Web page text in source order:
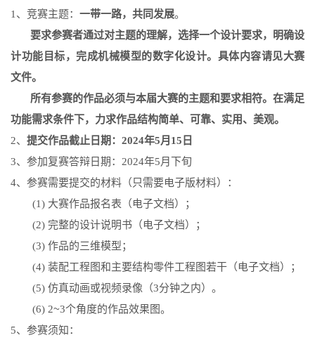
1 、竞赛主题： 一带一路，共同发展。
要求参赛者通过对主题的理解，选择一个设计要求，明确设
计功能目标，完成机械模型的数字化设计。具体内容请见大赛
文件。
所有参赛的作品必须与本届大赛的主题和要求相符。在满足
功能需求条件下，力求作品结构简单、可靠、实用、美观。
2、 提交作品截止日期： 2024年5月 15 日
3、参加复赛答辩日期： 2024年5月下旬
4、参赛需要提交的材料（只需要电子版材料）：
(1) 大赛作品报名表（电子文档）；
(2) 完整的设计说明书（电子文档）；
(3) 作品的三维模型；
(4) 装配工程图和主要结构零件工程图若干（电子文档）；
(5) 仿真动画或视频录像（3分钟之内）。
(6) 2~3个角度的作品效果图。
5、参赛须知：